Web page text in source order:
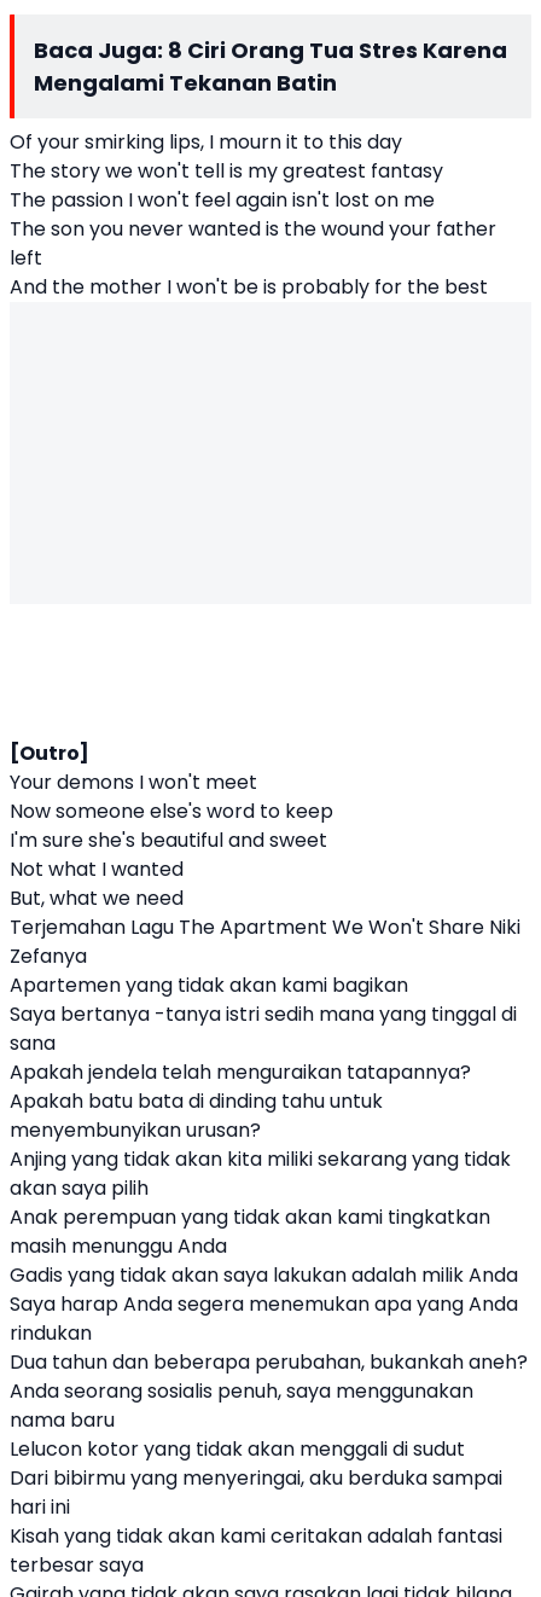
Baca Juga: 8 Ciri Orang Tua Stres Karena
Mengalami Tekanan Batin
Of your smirking lips, I mourn it to this day
The story we won't tell is my greatest fantasy
The passion I won't feel again isn't lost on me
The son you never wanted is the wound your father
left
And the mother I won't be is probably for the best
[Outro]
Your demons I won't meet
Now someone else's word to keep
I'm sure she's beautiful and sweet
Not what I wanted
But, what we need
Terjemahan Lagu The Apartment We Won't Share Niki
Zefanya
Apartemen yang tidak akan kami bagikan
Saya bertanya -tanya istri sedih mana yang tinggal di
sana
Apakah jendela telah menguraikan tatapannya?
Apakah batu bata di dinding tahu untuk
menyembunyikan urusan?
Anjing yang tidak akan kita miliki sekarang yang tidak
akan saya pilih
Anak perempuan yang tidak akan kami tingkatkan
masih menunggu Anda
Gadis yang tidak akan saya lakukan adalah milik Anda
Saya harap Anda segera menemukan apa yang Anda
rindukan
Dua tahun dan beberapa perubahan, bukankah aneh?
Anda seorang sosialis penuh, saya menggunakan
nama baru
Lelucon kotor yang tidak akan menggali di sudut
Dari bibirmu yang menyeringai, aku berduka sampai
hari ini
Kisah yang tidak akan kami ceritakan adalah fantasi
terbesar saya